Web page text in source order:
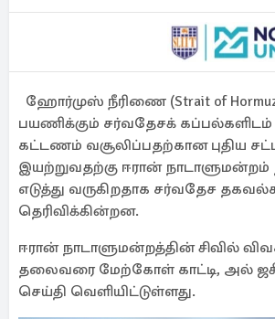
ஹோர்முஸ் நீரிணை (Strait of
பயணிக்கும் சர்வதேசக் கப்பல்களிடம்
கட்டணம் வசூலிப்பதற்கான புதிய
இயற்றுவதற்கு ஈரான் நாடாளுமன்றம்
எடுத்து வருகிறதாக சர்வதேச
தெரிவிக்கின்றன.
ஈரான் நாடாளுமன்றத்தின் சிவில்
தலைவரை மேற்கோள் காட்டி, அல்
செய்தி வெளியிட்டுள்ளது.